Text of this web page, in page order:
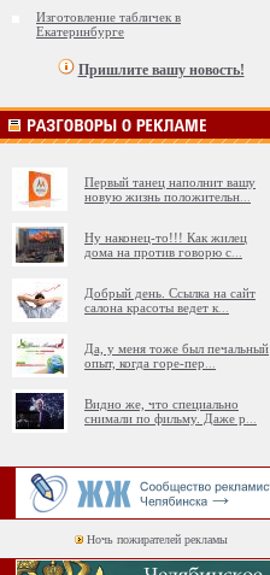
Изготовление табличек в
Екатеринбурге
Пришлите вашу новость!
Первый танец наполнит вашу
новую жизнь положительн
Ну наконец-то!!! Как жилец
дома на против говорю с
Добрый день. Ссылка на сайт
салона красоты ведет к
Да, у меня тоже был печальный
опыт, когда горе-пер
Видно же, что специально
снимали по фильму. Даже р
Ночь пожирателей рекламы